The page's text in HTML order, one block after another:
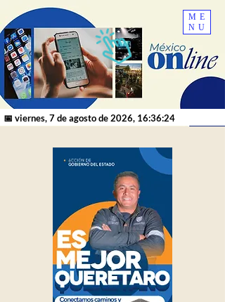
ME
NU
📅 viernes, 7 de agosto de 2026, 16:36:24